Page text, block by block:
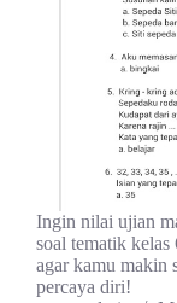
Ingin nilai ujian
soal tematik
agar kamu makin
percaya diri!